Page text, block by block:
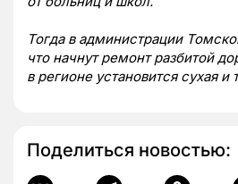
Тогда в администрации
что начнут ремонт разбитой
в регионе установится сухая и
Поделиться новостью: